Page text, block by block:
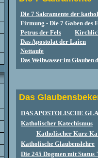
Die 7 Sakramente der
Firmung - Die 7 Gaben des
Petrus der Fels
Das Apostolat der Laien
Nottaufe
Das Weihwasser im Glauben
Das
DAS APOSTOLISCHE
Katholischer Katechismus
Katholischer Kurz-
Katholische Glaubenslehre
Die 245 Dogmen mit Status